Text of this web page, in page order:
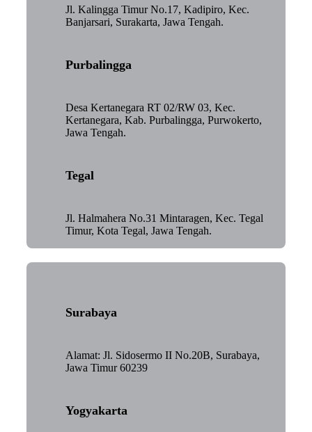
Jl. Kalingga Timur No.17, Kadipiro, Kec.
Banjarsari, Surakarta, Jawa Tengah.
Purbalingga
Desa Kertanegara RT 02/RW 03, Kec.
Kertanegara, Kab. Purbalingga, Purwokerto,
Jawa Tengah.
Tegal
Jl. Halmahera No.31 Mintaragen, Kec. Tegal
Timur, Kota Tegal, Jawa Tengah.
Surabaya
Alamat: Jl. Sidosermo II No.20B, Surabaya,
Jawa Timur 60239
Yogyakarta